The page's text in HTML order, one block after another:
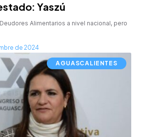
Yaszú
Alimentarios a nivel nacional, pero
de 2024
AGUASCALIENTES